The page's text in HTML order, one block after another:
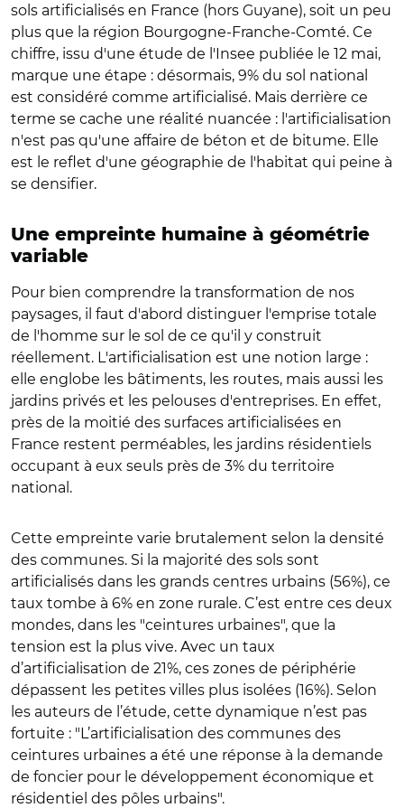
sols artificialisés en France (hors Guyane), soit un peu
plus que la région Bourgogne-Franche-Comté. Ce
chiffre, issu d'une étude de l'Insee publiée le 12 mai,
marque une étape : désormais, 9% du sol national
est considéré comme artificialisé. Mais derrière ce
terme se cache une réalité nuancée : l'artificialisation
n'est pas qu'une affaire de béton et de bitume. Elle
est le reflet d'une géographie de l'habitat qui peine à
se densifier.
Une empreinte humaine à géométrie
variable
Pour bien comprendre la transformation de nos
paysages, il faut d'abord distinguer l'emprise totale
de l'homme sur le sol de ce qu'il y construit
réellement. L'artificialisation est une notion large :
elle englobe les bâtiments, les routes, mais aussi les
jardins privés et les pelouses d'entreprises. En effet,
près de la moitié des surfaces artificialisées en
France restent perméables, les jardins résidentiels
occupant à eux seuls près de 3% du territoire
national.
Cette empreinte varie brutalement selon la densité
des communes. Si la majorité des sols sont
artificialisés dans les grands centres urbains (56%), ce
taux tombe à 6% en zone rurale. C’est entre ces deux
mondes, dans les "ceintures urbaines", que la
tension est la plus vive. Avec un taux
d’artificialisation de 21%, ces zones de périphérie
dépassent les petites villes plus isolées (16%). Selon
les auteurs de l’étude, cette dynamique n’est pas
fortuite : "L’artificialisation des communes des
ceintures urbaines a été une réponse à la demande
de foncier pour le développement économique et
résidentiel des pôles urbains".